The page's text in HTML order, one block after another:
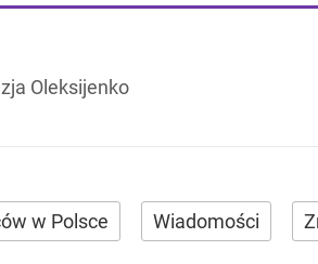
Oleksijenko
w Polsce Wiadomości